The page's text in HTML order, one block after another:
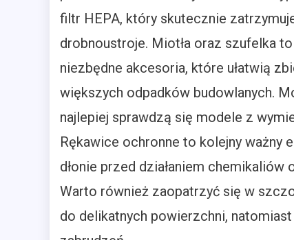
filtr HEPA, który skutecznie
drobnoustroje. Miotła oraz szufelka
niezbędne akcesoria, które ułatwią
większych odpadków budowlanych.
najlepiej sprawdzą się modele z
Rękawice ochronne to kolejny ważny
dłonie przed działaniem
Warto również zaopatrzyć się w
do delikatnych powierzchni,